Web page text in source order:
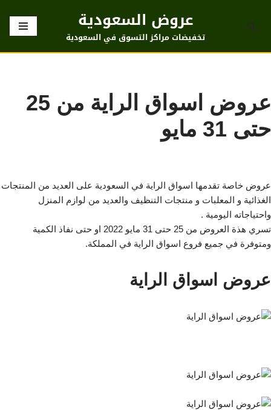
تخطى
عروض السعودية
تخفيضات مراكز التسوق في السعودية
عروض اسواق الراية من 25
حتى 31 مايو
عروض خاصة تقدمها اسواق الراية في السعودية على العديد من المنتجات
الغذائية و المعلبات و منتجات التنظيف والعديد من لوازم المنزل
واحتياجاته اليومية .
تسري هذة العروض من 25 حتى 31 مايو 2022 او حتى نفاذ الكمية
ومتوفرة في جميع فروع اسواق الراية في المملكة.
عروض اسواق الراية